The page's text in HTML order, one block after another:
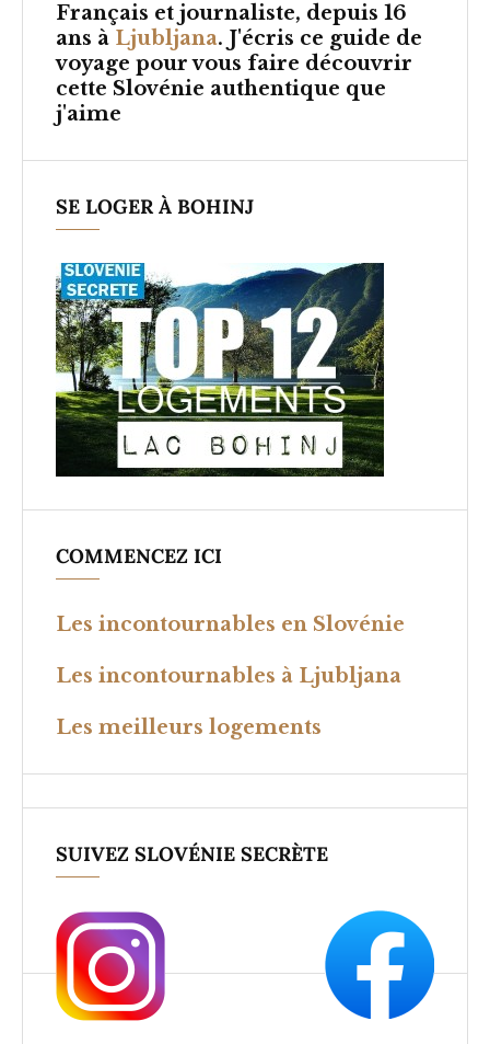
Français et journaliste, depuis 16
ans à Ljubljana. J'écris ce guide de
voyage pour vous faire découvrir
cette Slovénie authentique que
j'aime
SE LOGER À BOHINJ
COMMENCEZ ICI
Les incontournables en Slovénie
Les incontournables à Ljubljana
Les meilleurs logements
SUIVEZ SLOVÉNIE SECRÈTE